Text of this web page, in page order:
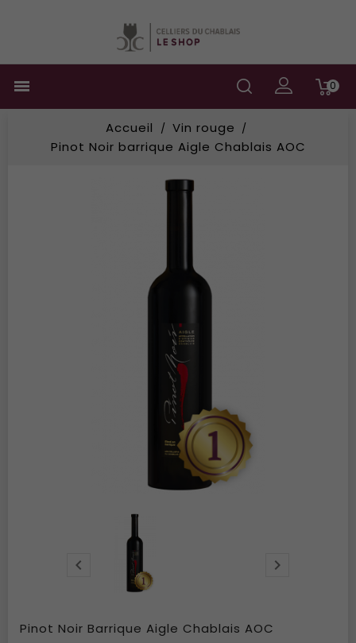
 0
Accueil
Vin rouge
Pinot Noir barrique Aigle Chablais AOC
 
Pinot Noir Barrique Aigle Chablais AOC